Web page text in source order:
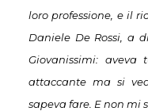
loro professione, e il
Daniele De Rossi, a
Giovanissimi:
attaccante ma si
sapeva fare. E non mi